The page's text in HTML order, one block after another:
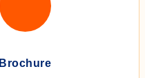
Brochure